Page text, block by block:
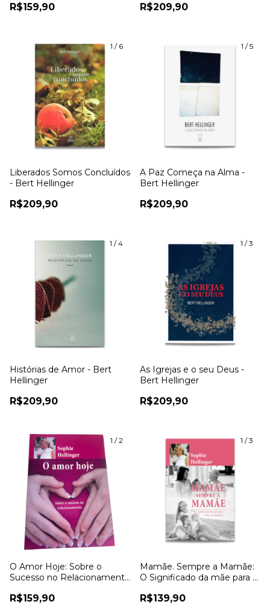
R$159,90 R$209,90
1 / 6
Liberados Somos Concluídos
- Bert Hellinger
R$209,90
1 /5
A Paz Começa na Alma -
Bert Hellinger
R$209,90
1 /4
Histórias de Amor - Bert
Hellinger
R$209,90
1 /3
As Igrejas e o seu Deus -
Bert Hellinger
R$209,90
1 /2
O Amor Hoje: Sobre o
Sucesso no Relacionamento
R$159,90
1 /3
Mamãe. Sempre a Mamãe:
O Significado da mãe para a
Sophie Hellinger
R$139,90